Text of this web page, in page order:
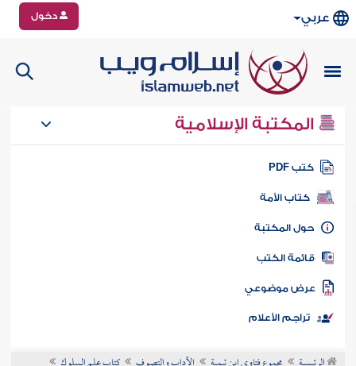
عربي دخول
المكتبة الإسلامية
كتب PDF
كتاب الأمة
المكتبة
الكتب
موضوعي
تراجم الأعلام